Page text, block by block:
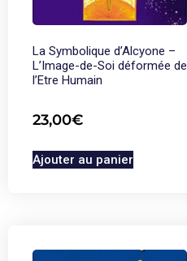
La Symbolique d’Alcyone –
L’Image-de-Soi déformée de
l’Etre Humain
23,00€
Ajouter au panier